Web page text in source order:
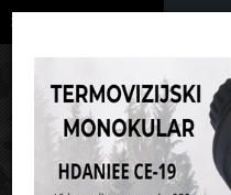
Vaša košarica je še prazna